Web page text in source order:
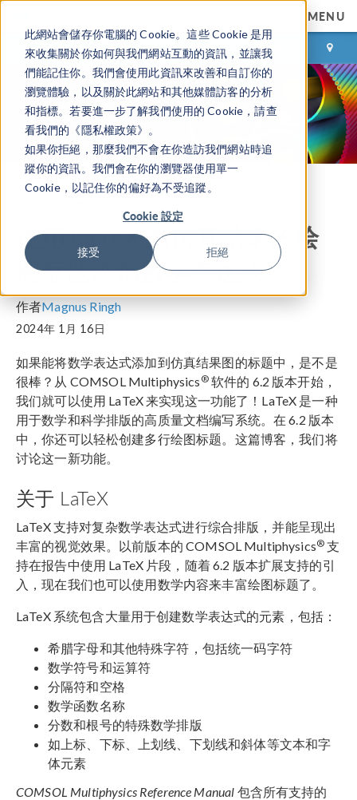
此網站會儲存你電腦的 Cookie。這些 Cookie 是用
來收集關於你如何與我們網站互動的資訊，並讓我
們能記住你。我們會使用此資訊來改善和自訂你的
瀏覽體驗，以及關於此網站和其他媒體訪客的分析
和指標。若要進一步了解我們使用的 Cookie，請查
看我們的《隱私權政策》。
如果你拒絕，那麼我們不會在你造訪我們網站時追
蹤你的資訊。我們會在你的瀏覽器使用單一
Cookie，以記住你的偏好為不受追蹤。
Cookie 設定
接受 拒絕
MENU
登录 咨询与购买
使用 LaTeX 为仿真结果的绘
图标题添加数学表达式
作者Magnus Ringh
2024年 1月 16日
如果能将数学表达式添加到仿真结果图的标题中，是不是
很棒？从 COMSOL Multiphysics ®软件的 6.2 版本开始，
我们就可以使用 LaTeX 来实现这一功能了！LaTeX 是一种
用于数学和科学排版的高质量文档编写系统。在 6.2 版本
中，你还可以轻松创建多行绘图标题。这篇博客，我们将
讨论这一新功能。
关于 LaTeX
LaTeX 支持对复杂数学表达式进行综合排版，并能呈现出
丰富的视觉效果。以前版本的 COMSOL Multiphysics® 支
持在报告中使用 LaTeX 片段，随着 6.2 版本扩展支持的引
入，现在我们也可以使用数学内容来丰富绘图标题了。
LaTeX 系统包含大量用于创建数学表达式的元素，包括：
希腊字母和其他特殊字符，包括统一码字符
数学符号和运算符
分隔符和空格
数学函数名称
分数和根号的特殊数学排版
如上标、下标、上划线、下划线和斜体等文本和字
体元素
COMSOL Multiphysics Reference Manual 包含所有支持的